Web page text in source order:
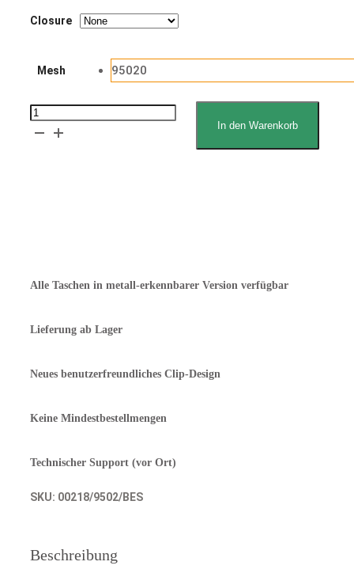
Closure
Mesh 95020
RF
Bakery
In den Warenkorb
Alle Taschen in metall-erkennbarer Version verfügbar
Lieferung ab Lager
Neues benutzerfreundliches Clip-Design
Keine Mindestbestellmengen
Technischer Support (vor Ort)
SKU: 00218/9502/BES
Beschreibung